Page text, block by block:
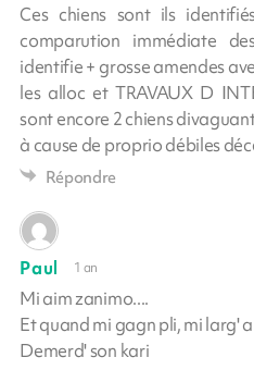
Ces chiens sont ils
comparution immédiate
identifie + grosse amendes
les alloc et TRAVAUX D
sont encore 2 chiens
à cause de proprio débiles
Répondre
Paul 1 an
Mi aim zanimo....
Et quand mi gagn pli, mi larg'
Demerd' son kari